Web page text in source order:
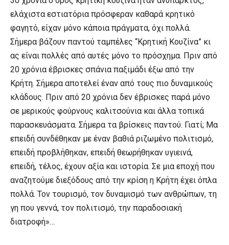
ελάχιστα εστιατόρια πρόσφεραν καθαρά κρητικό
φαγητό, είχαν μόνο κάποια πράγματα, όχι πολλά.
Σήμερα βάζουν παντού ταμπέλες “Κρητική Κουζίνα” κι
ας είναι πολλές από αυτές μόνο το πρόσχημα. Πριν από
20 χρόνια έβρισκες σπάνια παξιμάδι έξω από την
Κρήτη. Σήμερα αποτελεί έναν από τους πιο δυναμικούς
κλάδους. Πριν από 20 χρόνια δεν έβρισκες παρά μόνο
σε μερικούς φούρνους καλιτσούνια και άλλα τοπικά
παρασκευάσματα. Σήμερα τα βρίσκεις παντού. Γιατί; Μα
επειδή συνδέθηκαν με έναν βαθιά ριζωμένο πολιτισμό,
επειδή προβλήθηκαν, επειδή θεωρήθηκαν υγιεινά,
επειδή, τέλος, έχουν αξία και ιστορία. Σε μια εποχή που
αναζητούμε διεξόδους από την κρίση η Κρήτη έχει όπλα
πολλά. Τον τουρισμό, τον δυναμισμό των ανθρώπων, τη
γη που γεννά, τον πολιτισμό, την παραδοσιακή
διατροφή»…